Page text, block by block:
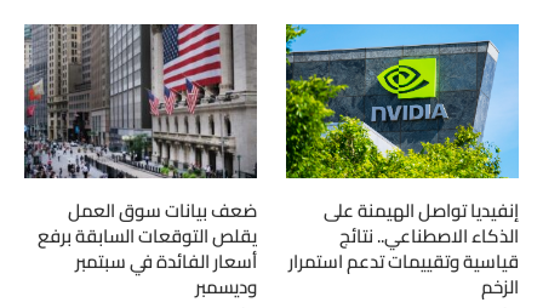
إنفيديا تواصل الهيمنة على
الذكاء الاصطناعي.. نتائج
قياسية وتقييمات تدعم استمرار
الزخم
ضعف بيانات سوق العمل
يقلص التوقعات السابقة برفع
أسعار الفائدة في سبتمبر
وديسمبر